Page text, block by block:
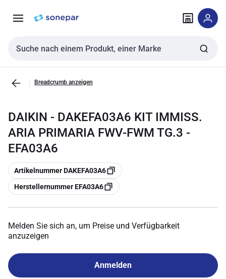
NavigationInhalt
Sucheingabe
Breadcrumb anzeigen
DAIKIN - DAKEFA03A6 KIT IMMISS.
ARIA PRIMARIA FWV-FWM TG.3 -
EFA03A6
Kopieren
Artikelnummer DAKEFA03A6
Kopieren
Herstellernummer EFA03A6
Melden Sie sich an, um Preise und Verfügbarkeit
anzuzeigen
Anmelden